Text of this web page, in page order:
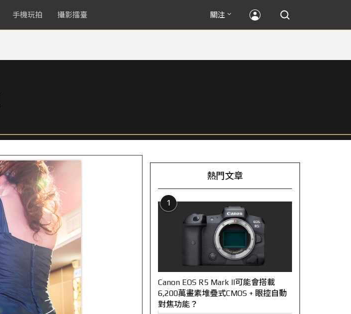
手機玩拍 攝影擂臺 關注
熱門文章
1
Canon EOS R5 Mark II可能會搭載
6,200萬畫素堆疊式CMOS + 眼控自動
對焦功能？